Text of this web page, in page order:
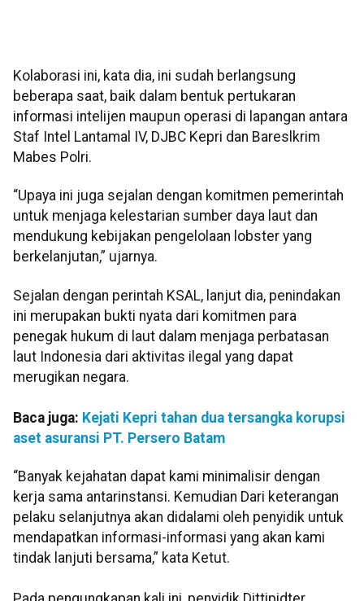
Kolaborasi ini, kata dia, ini sudah berlangsung
beberapa saat, baik dalam bentuk pertukaran
informasi intelijen maupun operasi di lapangan antara
Staf Intel Lantamal IV, DJBC Kepri dan Bareslkrim
Mabes Polri.
“Upaya ini juga sejalan dengan komitmen pemerintah
untuk menjaga kelestarian sumber daya laut dan
mendukung kebijakan pengelolaan lobster yang
berkelanjutan,” ujarnya.
Sejalan dengan perintah KSAL, lanjut dia, penindakan
ini merupakan bukti nyata dari komitmen para
penegak hukum di laut dalam menjaga perbatasan
laut Indonesia dari aktivitas ilegal yang dapat
merugikan negara.
Baca juga: Kejati Kepri tahan dua tersangka korupsi
aset asuransi PT. Persero Batam
“Banyak kejahatan dapat kami minimalisir dengan
kerja sama antarinstansi. Kemudian Dari keterangan
pelaku selanjutnya akan didalami oleh penyidik untuk
mendapatkan informasi-informasi yang akan kami
tindak lanjuti bersama,” kata Ketut.